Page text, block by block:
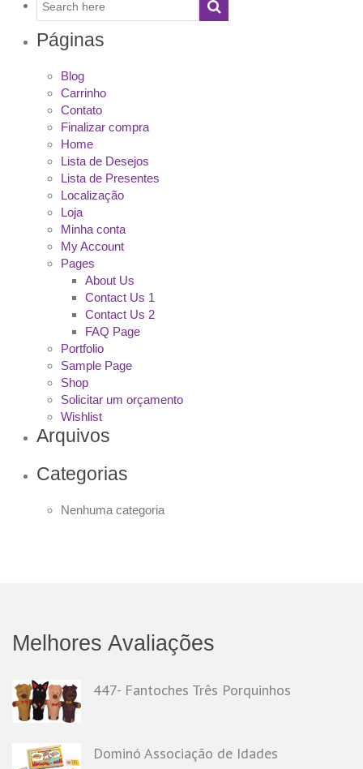
Páginas
Blog
Carrinho
Contato
Finalizar compra
Home
Lista de Desejos
Lista de Presentes
Localização
Loja
Minha conta
My Account
Pages
About Us
Contact Us 1
Contact Us 2
FAQ Page
Portfolio
Sample Page
Shop
Solicitar um orçamento
Wishlist
Arquivos
Categorias
Nenhuma categoria
Melhores Avaliações
447- Fantoches Três Porquinhos
Dominó Associação de Idades